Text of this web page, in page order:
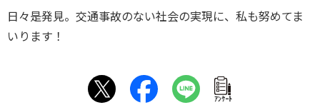
日々是発見。交通事故のない社会の実現に、私も努めてま
いります！
ｱﾝｹｰﾄ